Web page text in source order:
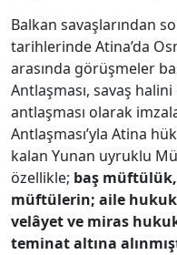
Balkan savaşlarından
tarihlerinde Atina’da
arasında görüşmeler
Antlaşması, savaş
antlaşması olarak
Antlaşması’yla Atina
kalan Yunan uyruklu
özellikle; baş
müftülerin; aile
velâyet ve miras
teminat altına